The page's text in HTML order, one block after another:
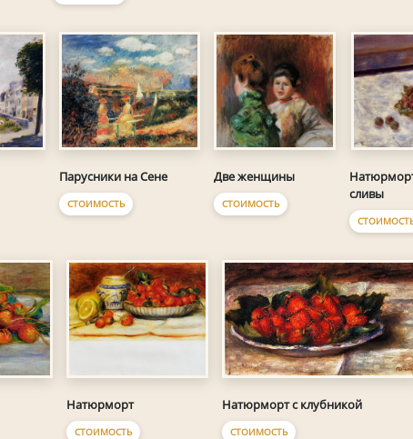
Парусники на Сене
СТОИМОСТЬ
Две женщины
СТОИМОСТЬ
сливы
Натюрморт
СТОИМОСТЬ
Натюрморт с клубникой
СТОИМОСТЬ